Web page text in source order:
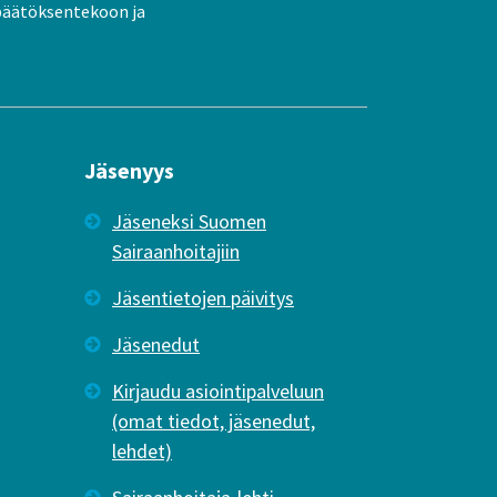
ja
Jäsenyys
Jäseneksi Suomen
Sairaanhoitajiin
Jäsentietojen päivitys
Jäsenedut
Kirjaudu asiointipalveluun
(omat tiedot, jäsenedut,
lehdet)